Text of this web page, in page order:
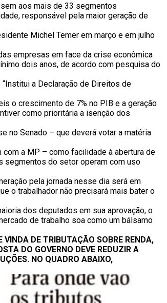
aos mais de 33 segmentos
responsável pela maior geração de
Michel Temer em março e em julho
empresas em face da crise econômica
dois anos, de acordo com pesquisa do
a Declaração de Direitos de
o crescimento de 7% no PIB e a geração
como prioritária a isenção dos
no Senado – que deverá votar a matéria
a MP – como facilidade à abertura de
segmentos do setor operam com uso
pela jornada nesse dia será em
o trabalhador não precisará mais bater o
dos deputados em sua aprovação, o
de trabalho soa como um bálsamo
DE TRIBUTAÇÃO SOBRE RENDA,
DO GOVERNO DEVE REDUZIR A
NO QUADRO ABAIXO,